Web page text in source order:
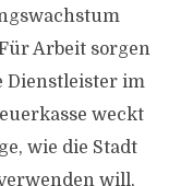
Arbeit sorgen
Dienstleister im
weckt
wie die Stadt
will,